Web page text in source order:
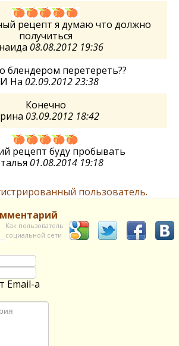
рецепт я думаю что должно
получиться
08.08.2012 19:36
блендером перетереть??
На 02.09.2012 23:38
Конечно
03.09.2012 18:42
рецепт буду пробывать
01.08.2014 19:18
пользователь.
Как пользователь
социальной сети
Email-а